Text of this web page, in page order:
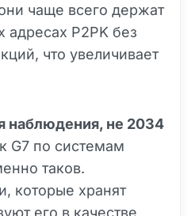
чаще всего держат
адресах P2PK без
что увеличивает
наблюдения, не 2034
G7 по системам
таков.
которые хранят
его в качестве